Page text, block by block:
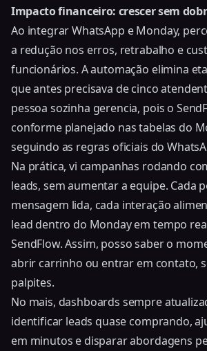
Impacto financeiro: crescer sem
Ao integrar WhatsApp e Monday,
a redução nos erros, retrabalho e
funcionários. A automação elimina
que antes precisava de cinco
pessoa sozinha gerencia, pois o
conforme planejado nas tabelas do
seguindo as regras oficiais do
Na prática, vi campanhas rodando
leads, sem aumentar a equipe. Cada
mensagem lida, cada interação
lead dentro do Monday em tempo
SendFlow. Assim, posso saber o
abrir carrinho ou entrar em contato,
palpites.
No mais, dashboards sempre
identificar leads quase comprando,
em minutos e disparar abordagens